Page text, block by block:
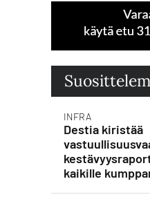
INFRA
Destia kiristää
kaikille